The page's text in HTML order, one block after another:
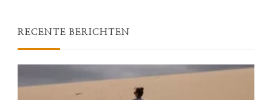
RECENTE BERICHTEN